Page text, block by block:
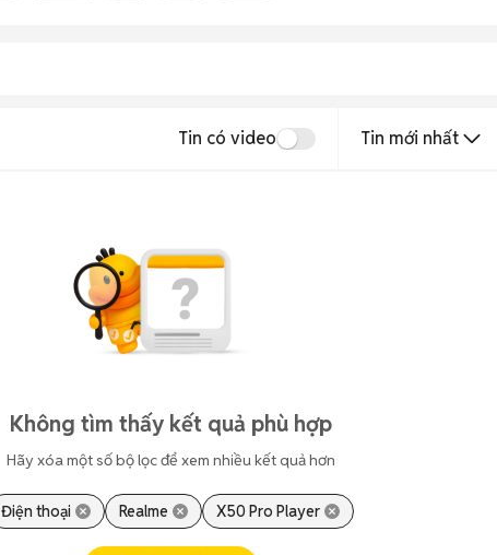
Tin có video Tin mới nhất
Không tìm thấy kết quả phù hợp
Hãy xóa một số bộ lọc để xem nhiều kết quả hơn
Điện thoại Realme X50 Pro Player